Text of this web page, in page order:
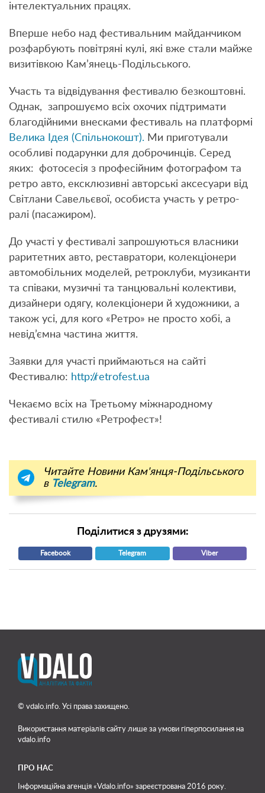
інтелектуальних працях.
Вперше небо над фестивальним майданчиком
розфарбують повітряні кулі, які вже стали майже
визитівкою Кам’янець-Подільського.
Участь та відвідування фестивалю безкоштовні.
Однак, запрошуємо всіх охочих підтримати
благодійними внесками фестиваль на платформі
Велика Ідея (Спільнокошт). Ми приготували
особливі подарунки для доброчинців. Серед
яких: фотосесія з професійним фотографом та
ретро авто, ексклюзивні авторські аксесуари від
Світлани Савельєвої, особиста участь у ретро-
ралі (пасажиром).
До участі у фестивалі запрошуються власники
раритетних авто, реставратори, колекціонери
автомобільних моделей, ретроклуби, музиканти
та співаки, музичні та танцювальні колективи,
дизайнери одягу, колекціонери й художники, а
також усі, для кого «Ретро» не просто хобі, а
невід’ємна частина життя.
Заявки для участі приймаються на сайті
Фестивалю: http://retrofest.ua
Чекаємо всіх на Третьому міжнародному
фестивалі стилю «Ретрофест»!
Читайте Новини Кам'янця-Подільського
в Telegram.
Поділитися з друзями:
Facebook Telegram Viber
© vdalo.info. Усі права захищено.
Використання матеріалів сайту лише за умови гіперпосилання на
vdalo.info
ПРО НАС
Інформаційна агенція «Vdalo.info» зареєстрована 2016 року.